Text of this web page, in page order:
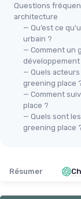
Questions
architecture
— Qu’est ce
urbain ?
— Comment un
développement
— Quels
greening place
— Comment
place ?
— Quels sont
greening place
Résumer